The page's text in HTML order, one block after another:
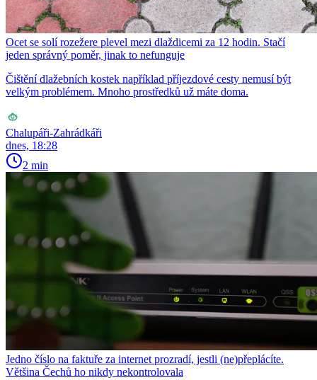
Ocet se solí rozežere plevel mezi dlaždicemi za 12 hodin. Stačí
jeden správný poměr, jinak to nefunguje
Čištění dlažebních kostek například příjezdové cesty nemusí být
velkým problémem. Mnoho prostředků už máte doma.
Chalupáři-Zahrádkáři
dnes, 18:28
2 min
Jedno číslo na faktuře za internet prozradí, jestli (ne)přeplácíte.
Většina Čechů ho nikdy nekontrolovala